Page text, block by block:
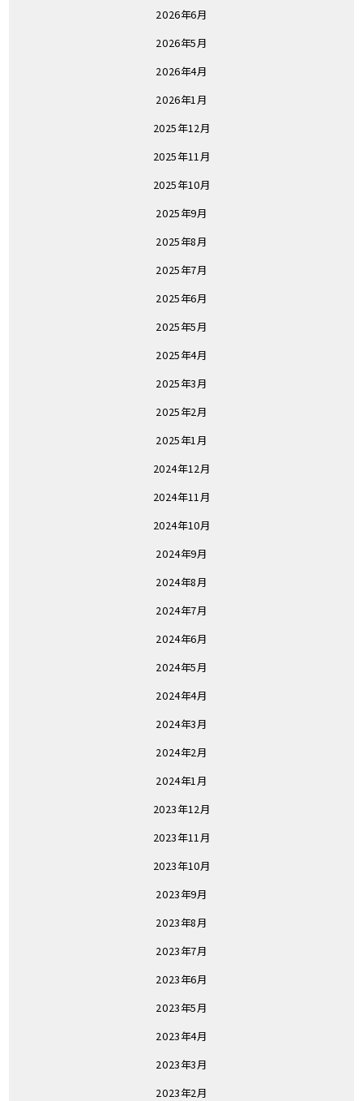
2026年6月
2026年5月
2026年4月
2026年1月
2025年12月
2025年11月
2025年10月
2025年9月
2025年8月
2025年7月
2025年6月
2025年5月
2025年4月
2025年3月
2025年2月
2025年1月
2024年12月
2024年11月
2024年10月
2024年9月
2024年8月
2024年7月
2024年6月
2024年5月
2024年4月
2024年3月
2024年2月
2024年1月
2023年12月
2023年11月
2023年10月
2023年9月
2023年8月
2023年7月
2023年6月
2023年5月
2023年4月
2023年3月
2023年2月